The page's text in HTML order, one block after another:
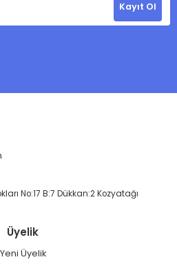
Kayıt Ol
No:17 B:7 Dükkan:2 Kozyatağı
Üyelik
Yeni Üyelik